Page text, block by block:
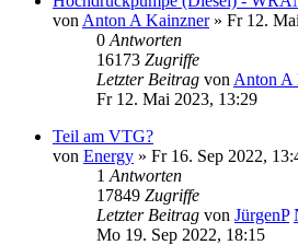
von Anton A Kainzner» Fr 12.
0 Antworten
16173 Zugriffe
Letzter Beitrag von Anton A
Fr 12. Mai 2023, 13:29
Teil am VTG?
von Energy » Fr 16. Sep 2022,
1 Antworten
17849 Zugriffe
Letzter Beitrag von JürgenP
Mo 19. Sep 2022, 18:15